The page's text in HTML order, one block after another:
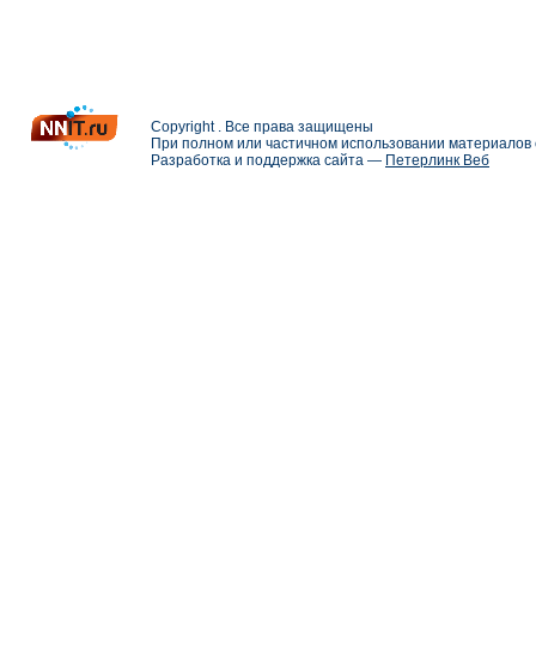
Copyright . Все права защищены
При полном или частичном использовании
Разработка и поддержка сайта — Петерлинк Веб